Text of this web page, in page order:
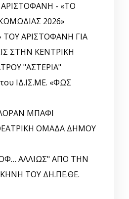
- «ΤΟ
2026»
ΤΟΥ ΑΡΙΣΤΟΦΑΝΗ ΓΙΑ
ΣΤΗΝ ΚΕΝΤΡΙΚΗ
"ΑΣΤΕΡΙΑ"
ΙΔ.ΙΣ.ΜΕ. «ΦΩΣ
ΜΠΑΦΙ
ΟΜΑΔΑ ΔΗΜΟΥ
ΑΛΛΙΩΣ" ΑΠΟ ΤΗΝ
ΤΟΥ ΔΗ.ΠΕ.ΘΕ.